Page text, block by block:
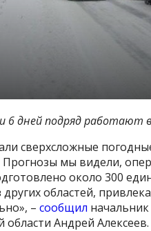
6 дней подряд работают
сверхсложные
мы видели,
около 300
областей,
– сообщил
Андрей Алексеев.